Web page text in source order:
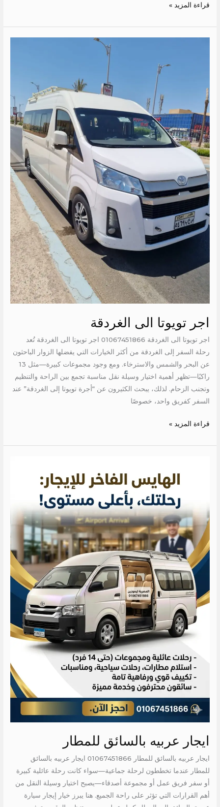
قراءة المزيد »
اجر تويوتا الى الغردقة
اجر تويوتا الى الغردقة 01067451866 اجر تويوتا الى الغردقة تُعد
رحلة السفر إلى الغردقة من أكثر الخيارات التي يفضلها الزوار الباحثون
عن البحر والشمس والاسترخاء. ومع وجود مجموعات كبيرة—مثل 13
راكبًا—تظهر أهمية اختيار وسيلة نقل مناسبة تجمع بين الراحة والتنظيم
وتجنب الزحام. لذلك، يبحث الكثيرون عن “أجرة تويوتا إلى الغردقة” عند
السفر كفريق واحد، خصوصًا
قراءة المزيد »
ايجار عربيه بالسائق للمطار
ايجار عربيه بالسائق للمطار 01067451866 ايجار عربيه بالسائق
للمطار عندما تخططون لرحلة جماعية—سواء كانت رحلة عائلية كبيرة
أو سفر فريق عمل أو مجموعة أصدقاء—يصبح اختيار وسيلة النقل من
أهم القرارات التي تؤثر على راحة الجميع. هنا يبرز خيار إيجار سيارة